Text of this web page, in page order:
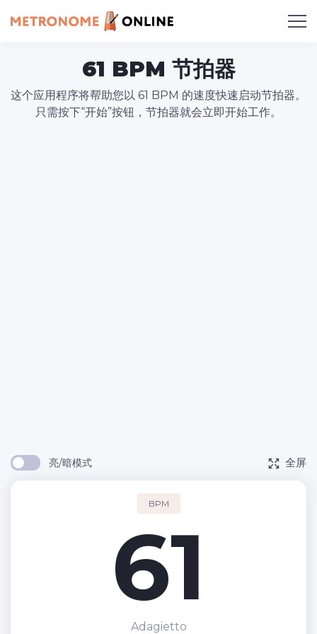
61 BPM 节拍器
这个应用程序将帮助您以 61 BPM 的速度快速启动节拍器。
只需按下“开始”按钮，节拍器就会立即开始工作。
亮/暗模式 全屏
BPM
61
Adagietto